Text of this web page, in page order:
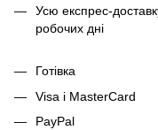
Усю експрес-
робочих дні
Готівка
Visa і MasterCard
PayPal